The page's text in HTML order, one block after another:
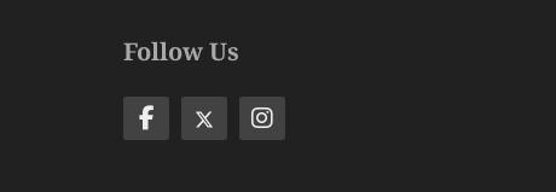
Follow Us